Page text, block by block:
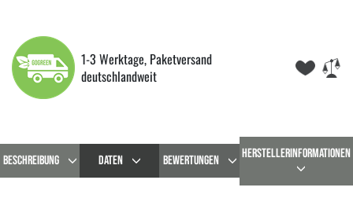
1-3 Werktage, Paketversand
deutschlandweit
BESCHREIBUNG DATEN BEWERTUNGEN HERSTELLERINFORMATIONEN